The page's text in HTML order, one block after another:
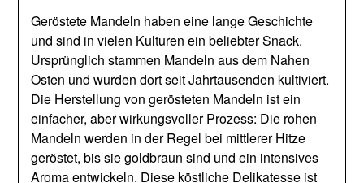
Geröstete Mandeln haben eine lange Geschichte
und sind in vielen Kulturen ein beliebter Snack.
Ursprünglich stammen Mandeln aus dem Nahen
Osten und wurden dort seit Jahrtausenden kultiviert.
Die Herstellung von gerösteten Mandeln ist ein
einfacher, aber wirkungsvoller Prozess: Die rohen
Mandeln werden in der Regel bei mittlerer Hitze
geröstet, bis sie goldbraun sind und ein intensives
Aroma entwickeln. Diese köstliche Delikatesse ist